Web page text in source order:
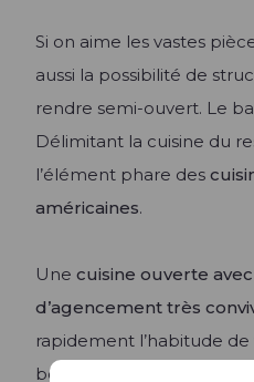
Si on aime les vastes
aussi la possibilité de
rendre semi-ouvert. Le
Délimitant la cuisine du
l’élément phare des
américaines.
Une cuisine ouverte
d’agencement très
rapidement l’habitude
boire un verre ou